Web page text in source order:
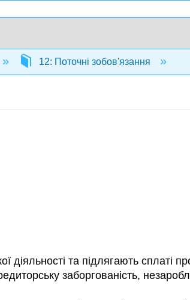
12: Поточні зобов'язання
діяльності та підлягають сплаті
заборгованість,